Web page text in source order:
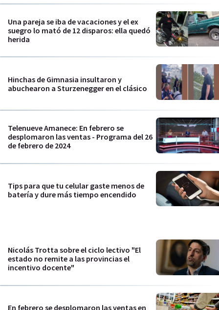
Una pareja se iba de vacaciones y el ex
suegro lo mató de 12 disparos: ella quedó
herida
Hinchas de Gimnasia insultaron y
abuchearon a Sturzenegger en el clásico
Telenueve Amanece: En febrero se
desplomaron las ventas - Programa del 26
de febrero de 2024
Tips para que tu celular gaste menos de
batería y dure más tiempo encendido
Nicolás Trotta sobre el ciclo lectivo "El
estado no remite a las provincias el
incentivo docente"
En febrero se desplomaron las ventas en